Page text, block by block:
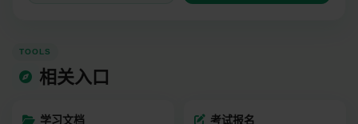
TOOLS
相关入口
学习文档 考试报名